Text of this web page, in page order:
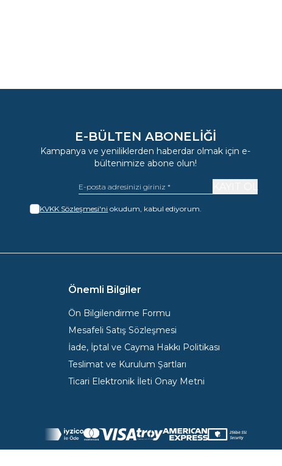
E-BÜLTEN ABONELIĞI
Kampanya ve yeniliklerden haberdar olmak için e-
bültenimize abone olun!
KVKK Sözleşmesi'ni okudum, kabul ediyorum.
Önemli Bilgiler
Ön Bilgilendirme Formu
Mesafeli Satış Sözleşmesi
İade, İptal ve Cayma Hakkı Politikası
Teslimat ve Kurulum Şartları
Ticari Elektronik İleti Onay Metni